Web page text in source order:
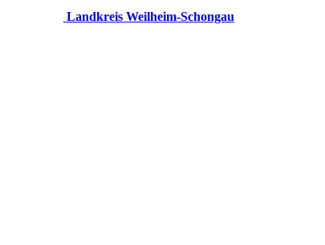
Landkreis Weilheim-Schongau